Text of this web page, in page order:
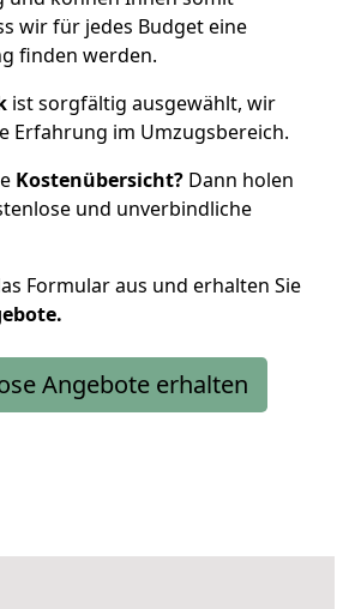
wir für jedes Budget eine
finden werden.
ist sorgfältig ausgewählt, wir
Erfahrung im Umzugsbereich.
Kostenübersicht? Dann holen
und unverbindliche
Formular aus und erhalten Sie
Angebote erhalten